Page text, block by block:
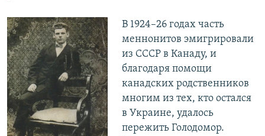
В 1924–26 годах часть
меннонитов эмигрировали
из СССР в Канаду, и
благодаря помощи
канадских родственников
многим из тех, кто остался
в Украине, удалось
пережить Голодомор.